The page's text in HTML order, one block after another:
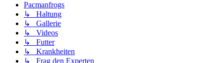
Pacmanfrogs
↳ Haltung
↳ Gallerie
↳ Videos
↳ Futter
↳ Krankheiten
↳ Frag den Experten